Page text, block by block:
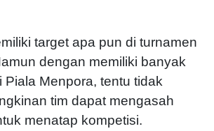
target apa pun di turnamen
dengan memiliki banyak
Piala Menpora, tentu tidak
tim dapat mengasah
menatap kompetisi.